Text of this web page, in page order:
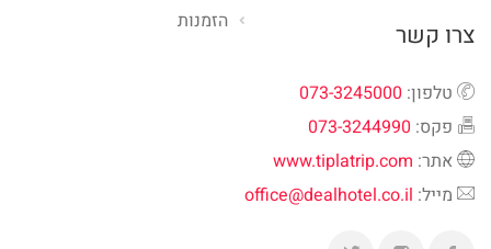
הזמנות
צרו קשר
טלפון: 073-3245000
פקס: 073-3244990
אתר: www.tiplatrip.com
מייל: office@dealhotel.co.il